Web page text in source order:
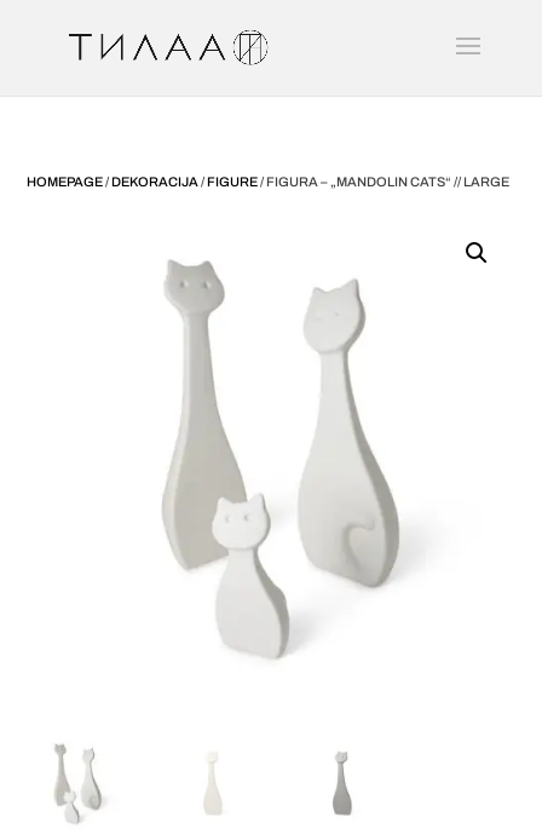
HOMEPAGE/DEKORACIJA /FIGURE/ FIGURA – „MANDOLIN CATS“ // LARGE